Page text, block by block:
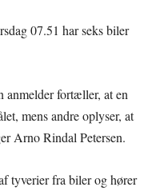
07.51 har seks biler
anmelder fortæller, at en
mens andre oplyser, at
Arno Rindal Petersen.
tyverier fra biler og hører